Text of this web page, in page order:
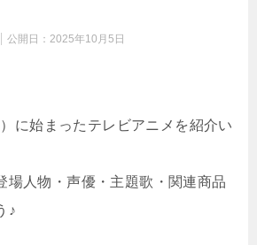
公開日： 2025年10月5日
に始まったテレビアニメを紹介い
場人物・声優・主題歌・関連商品
♪